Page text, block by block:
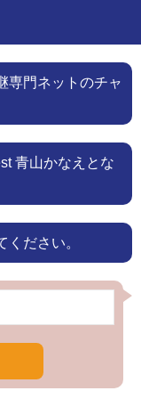
専門ネットのチャ
青山かなえとな
ください。